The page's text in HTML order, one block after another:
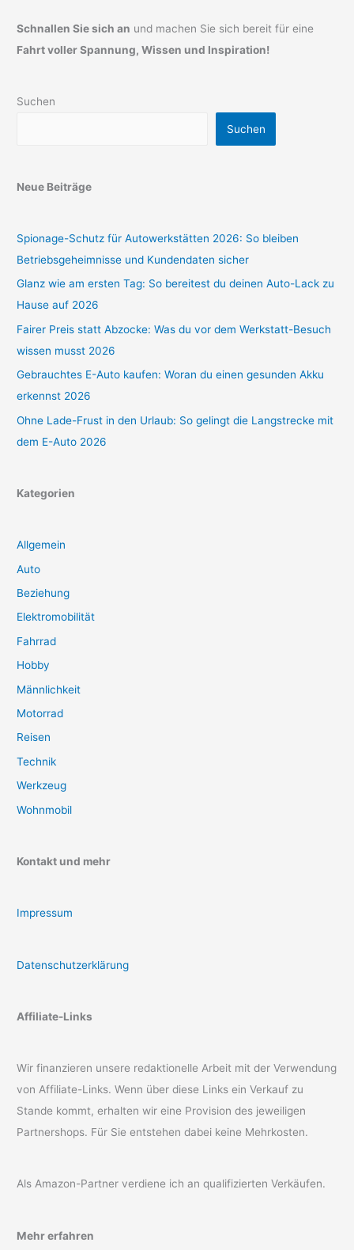
Schnallen Sie sich an und machen Sie sich bereit für eine
Fahrt voller Spannung, Wissen und Inspiration!
Suchen
Suchen
Neue Beiträge
Spionage-Schutz für Autowerkstätten 2026: So bleiben
Betriebsgeheimnisse und Kundendaten sicher
Glanz wie am ersten Tag: So bereitest du deinen Auto-Lack zu
Hause auf 2026
Fairer Preis statt Abzocke: Was du vor dem Werkstatt-Besuch
wissen musst 2026
Gebrauchtes E-Auto kaufen: Woran du einen gesunden Akku
erkennst 2026
Ohne Lade-Frust in den Urlaub: So gelingt die Langstrecke mit
dem E-Auto 2026
Kategorien
Allgemein
Auto
Beziehung
Elektromobilität
Fahrrad
Hobby
Männlichkeit
Motorrad
Reisen
Technik
Werkzeug
Wohnmobil
Kontakt und mehr
Impressum
Datenschutzerklärung
Affiliate-Links
Wir finanzieren unsere redaktionelle Arbeit mit der Verwendung
von Affiliate-Links. Wenn über diese Links ein Verkauf zu
Stande kommt, erhalten wir eine Provision des jeweiligen
Partnershops. Für Sie entstehen dabei keine Mehrkosten.
Als Amazon-Partner verdiene ich an qualifizierten Verkäufen.
Mehr erfahren